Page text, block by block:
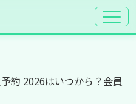
約 2026はいつから？会員